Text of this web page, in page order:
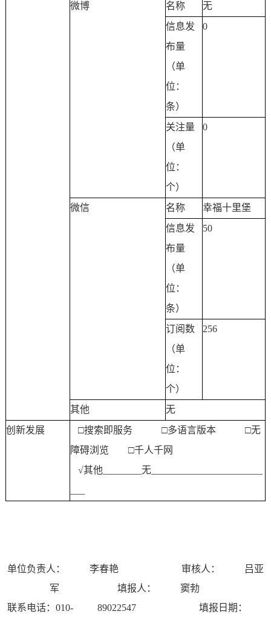
微博
名称
无
信息发
布量
（单
位：
条）
0
关注量
（单
位：
个）
0
微信 名称
幸福十里堡
信息发
布量
（单
位：
条）
50
订阅数
（单
位：
个）
256
其他
无
创新发展
□搜索即服务 □多语言版本 □无
障碍浏览 □千人千网
√其他 ________无
单位负责人： 李春艳 审核人：
吕亚
军
填报人：
窦勃
联系电话：010-
89022547
填报日期：